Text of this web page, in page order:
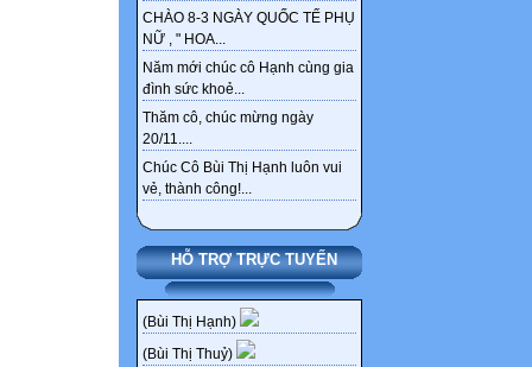
CHÀO 8-3 NGÀY QUỐC TẾ PHỤ
NỮ , " HOA...
Năm mới chúc cô Hạnh cùng gia
đình sức khoẻ...
Thăm cô, chúc mừng ngày
20/11....
Chúc Cô Bùi Thị Hạnh luôn vui
vẻ, thành công!...
HỖ TRỢ TRỰC TUYẾN
(Bùi Thị Hạnh)
(Bùi Thị Thuỷ)